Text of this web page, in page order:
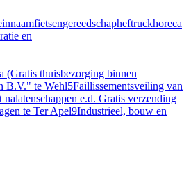
fietsengereedschapheftruckhoreca
en
(Gratis thuisbezorging binnen
B.V." te Wehl5Faillissementsveiling van
e.d. Gratis verzending
te Ter Apel9Industrieel, bouw en